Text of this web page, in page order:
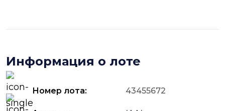
Информация о лоте
Номер лота: 43455672